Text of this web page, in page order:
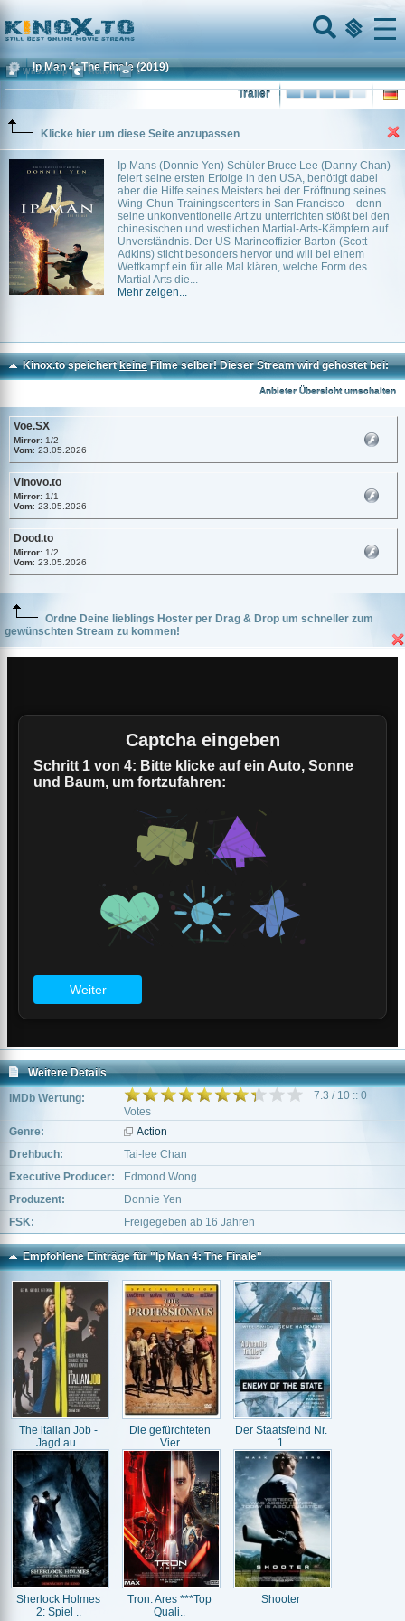
Home
Menu
Ip Man 4: The Finale (2019)
Trailer
Klicke hier um diese Seite anzupassen
Ip Mans (Donnie Yen) Schüler Bruce Lee (Danny Chan)
feiert seine ersten Erfolge in den USA, benötigt dabei
aber die Hilfe seines Meisters bei der Eröffnung seines
Wing-Chun-Trainingscenters in San Francisco – denn
seine unkonventionelle Art zu unterrichten stößt bei den
chinesischen und westlichen Martial-Arts-Kämpfern auf
Unverständnis. Der US-Marineoffizier Barton (Scott
Adkins) sticht besonders hervor und will bei einem
Wettkampf ein für alle Mal klären, welche Form des
Martial Arts die...
Mehr zeigen...
Wilson Yip Action 0
Kinox.to speichertkeineFilme selber! Dieser Stream wird gehostet bei:
Anbieter Übersicht umschalten
Voe.SX
Mirror: 1/2
Vom: 23.05.2026
Vinovo.to
Mirror: 1/1
Vom: 23.05.2026
Dood.to
Mirror: 1/2
Vom: 23.05.2026
Ordne Deine lieblings Hoster per Drag & Drop um schneller zum
gewünschten Stream zu kommen!
Weitere Details
IMDb Wertung:
7.3 / 10 :: 0
Votes
Genre:
Action
Drehbuch:
Tai-lee Chan
Executive Producer:
Edmond Wong
Produzent:
Donnie Yen
FSK:
Freigegeben ab 16 Jahren
Empfohlene Einträge für "Ip Man 4: The Finale"
The italian Job -
Jagd au..
Die gefürchteten
Vier
Der Staatsfeind Nr.
1
Sherlock Holmes
2: Spiel ..
Tron: Ares ***Top
Quali..
Shooter